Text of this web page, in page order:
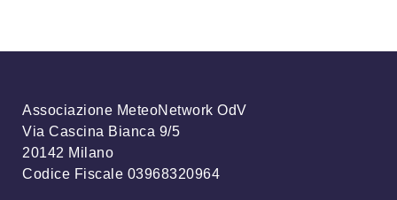
Associazione MeteoNetwork OdV
Via Cascina Bianca 9/5
20142 Milano
Codice Fiscale 03968320964